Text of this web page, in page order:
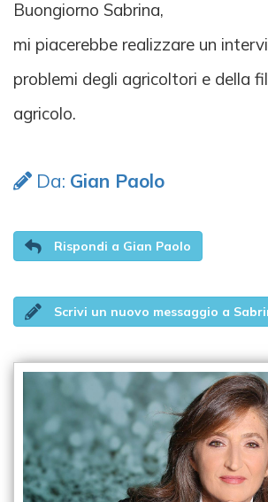
Buongiorno Sabrina,
mi piacerebbe realizzare un
problemi degli agricoltori e della
agricolo.
Da: Gian Paolo
Rispondi a Gian Paolo
Scrivi un nuovo messaggio a